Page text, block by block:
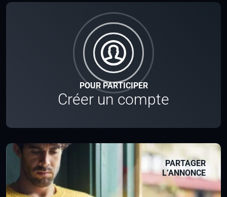
POUR PARTICIPER
Créer un compte
PARTAGER
L’ANNONCE